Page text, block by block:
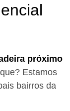
próximo
Estamos
bairros da